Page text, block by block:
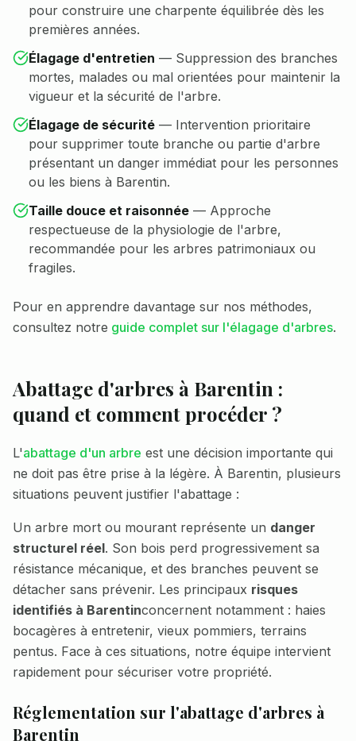
pour construire une charpente équilibrée dès les
premières années.
Élagage d'entretien — Suppression des branches
mortes, malades ou mal orientées pour maintenir la
vigueur et la sécurité de l'arbre.
Élagage de sécurité — Intervention prioritaire
pour supprimer toute branche ou partie d'arbre
présentant un danger immédiat pour les personnes
ou les biens à Barentin.
Taille douce et raisonnée — Approche
respectueuse de la physiologie de l'arbre,
recommandée pour les arbres patrimoniaux ou
fragiles.
Pour en apprendre davantage sur nos méthodes,
consultez notre guide complet sur l'élagage d'arbres.
Abattage d'arbres à Barentin :
quand et comment procéder ?
L'abattage d'un arbre est une décision importante qui
ne doit pas être prise à la légère. À Barentin, plusieurs
situations peuvent justifier l'abattage :
Un arbre mort ou mourant représente un danger
structurel réel. Son bois perd progressivement sa
résistance mécanique, et des branches peuvent se
détacher sans prévenir. Les principaux risques
identifiés à Barentinconcernent notamment : haies
bocagères à entretenir, vieux pommiers, terrains
pentus. Face à ces situations, notre équipe intervient
rapidement pour sécuriser votre propriété.
Réglementation sur l'abattage d'arbres à
Barentin